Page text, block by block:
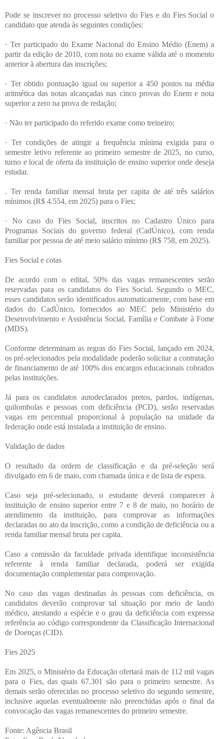
Pode se inscrever no processo seletivo do Fies e do Fies Social o
candidato que atenda às seguintes condições:
· Ter participado do Exame Nacional do Ensino Médio (Enem) a
partir da edição de 2010, com nota no exame válida até o momento
anterior à abertura das inscrições;
· Ter obtido pontuação igual ou superior a 450 pontos na média
aritmética das notas alcançadas nas cinco provas do Enem e nota
superior a zero na prova de redação;
· Não ter participado do referido exame como treineiro;
· Ter condições de atingir a frequência mínima exigida para o
semestre letivo referente ao primeiro semestre de 2025, no curso,
turno e local de oferta da instituição de ensino superior onde deseja
estudar.
. Ter renda familiar mensal bruta per capita de até três salários
mínimos (R$ 4.554, em 2025) para o Fies;
· No caso do Fies Social, inscritos no Cadastro Único para
Programas Sociais do governo federal (CadÚnico), com renda
familiar por pessoa de até meio salário mínimo (R$ 758, em 2025).
Fies Social e cotas
De acordo com o edital, 50% das vagas remanescentes serão
reservadas para os candidatos do Fies Social. Segundo o MEC,
esses candidatos serão identificados automaticamente, com base em
dados do CadÚnico, fornecidos ao MEC pelo Ministério do
Desenvolvimento e Assistência Social, Família e Combate à Fome
(MDS).
Conforme determinam as regras do Fies Social, lançado em 2024,
os pré-selecionados pela modalidade poderão solicitar a contratação
de financiamento de até 100% dos encargos educacionais cobrados
pelas instituições.
Já para os candidatos autodeclarados pretos, pardos, indígenas,
quilombolas e pessoas com deficiência (PCD), serão reservadas
vagas em percentual proporcional à população na unidade da
federação onde está instalada a instituição de ensino.
Validação de dados
O resultado da ordem de classificação e da pré-seleção será
divulgado em 6 de maio, com chamada única e de lista de espera.
Caso seja pré-selecionado, o estudante deverá comparecer à
instituição de ensino superior entre 7 e 8 de maio, no horário de
atendimento da instituição, para comprovar as informações
declaradas no ato da inscrição, como a condição de deficiência ou a
renda familiar mensal bruta per capita.
Caso a comissão da faculdade privada identifique inconsistência
referente à renda familiar declarada, poderá ser exigida
documentação complementar para comprovação.
No caso das vagas destinadas às pessoas com deficiência, os
candidatos deverão comprovar tal situação por meio de laudo
médico, atestando a espécie e o grau da deficiência com expressa
referência ao código correspondente da Classificação Internacional
de Doenças (CID).
Fies 2025
Em 2025, o Ministério da Educação ofertará mais de 112 mil vagas
para o Fies, das quais 67.301 são para o primeiro semestre. As
demais serão oferecidas no processo seletivo do segundo semestre,
inclusive aquelas eventualmente não preenchidas após o final da
convocação das vagas remanescentes do primeiro semestre.
Fonte: Agência Brasil